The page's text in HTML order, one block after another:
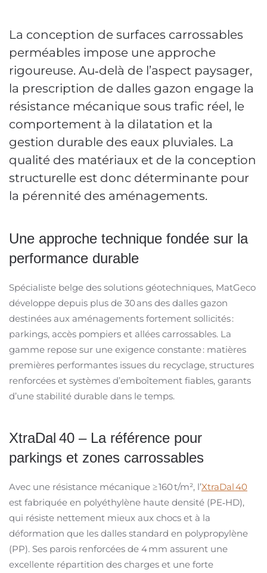
La conception de surfaces carrossables
perméables impose une approche
rigoureuse. Au‑delà de l’aspect paysager,
la prescription de dalles gazon engage la
résistance mécanique sous trafic réel, le
comportement à la dilatation et la
gestion durable des eaux pluviales. La
qualité des matériaux et de la conception
structurelle est donc déterminante pour
la pérennité des aménagements.
Une approche technique fondée sur la
performance durable
Spécialiste belge des solutions géotechniques, MatGeco
développe depuis plus de 30 ans des dalles gazon
destinées aux aménagements fortement sollicités :
parkings, accès pompiers et allées carrossables. La
gamme repose sur une exigence constante : matières
premières performantes issues du recyclage, structures
renforcées et systèmes d’emboîtement fiables, garants
d’une stabilité durable dans le temps.
XtraDal 40 –La référence pour
parkings et zones carrossables
Avec une résistance mécanique ≥160t/m², l’XtraDal 40
est fabriquée en polyéthylène haute densité (PE‑HD),
qui résiste nettement mieux aux chocs et à la
déformation que les dalles standard en polypropylène
(PP). Ses parois renforcées de 4mm assurent une
excellente répartition des charges et une forte